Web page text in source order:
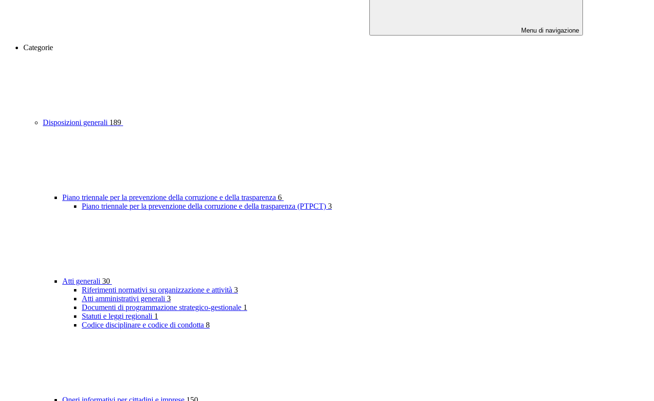
Menu di navigazione
Categorie
Disposizioni generali 189
Piano triennale per la prevenzione della corruzione e della trasparenza 6
Piano triennale per la prevenzione della corruzione e della trasparenza (PTPCT) 3
Atti generali 30
Riferimenti normativi su organizzazione e attività 3
Atti amministrativi generali 3
Documenti di programmazione strategico-gestionale 1
Statuti e leggi regionali 1
Codice disciplinare e codice di condotta 8